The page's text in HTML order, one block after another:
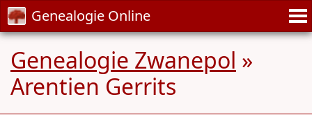
Genealogie Online
Genealogie Zwanepol »
Arentien Gerrits